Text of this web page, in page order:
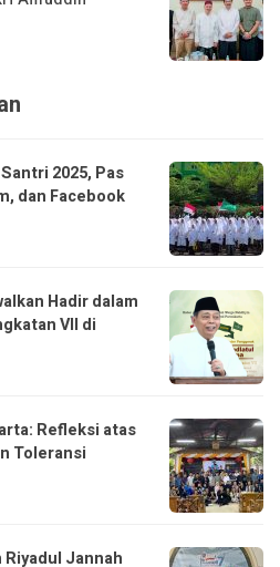
2025, Pas
dan Facebook
Hadir dalam
VII di
Refleksi atas
Toleransi
Jannah